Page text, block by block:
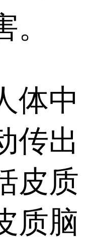
体中
传出
皮质
质脑